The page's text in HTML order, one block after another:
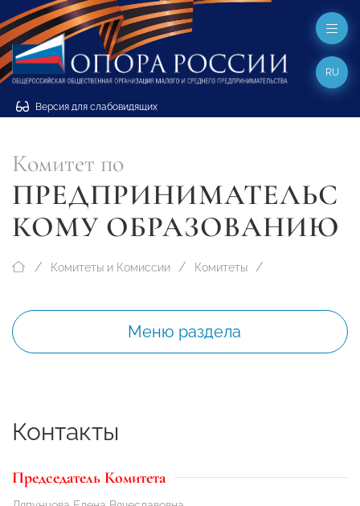
Версия для слабовидящих
RU
Комитет по
ПРЕДПРИНИМАТЕЛЬС
КОМУ ОБРАЗОВАНИЮ
Комитеты и Комиссии Комитеты
Меню раздела
Контакты
Председатель Комитета